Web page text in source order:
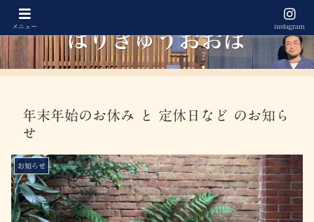
年末年始のお休み と 定休日など のお知ら
せ
お知らせ
メニュー instagram